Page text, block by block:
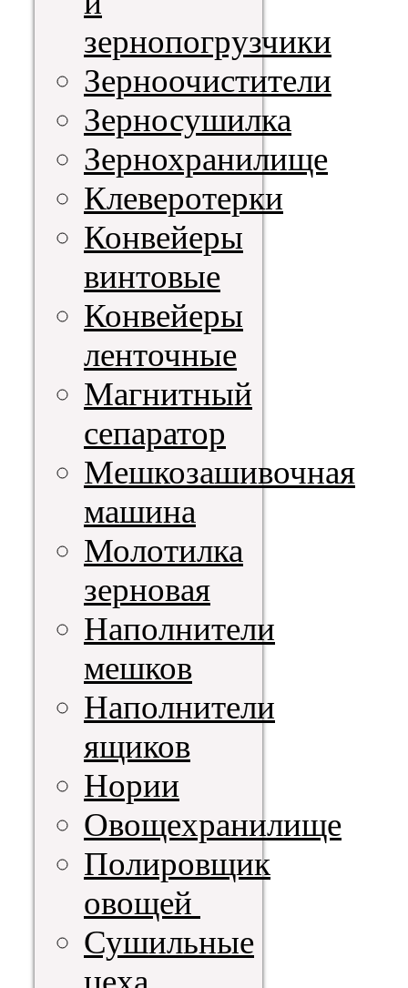
зернопогрузчики
Зерноочистители
Зерносушилка
Зернохранилище
Клеверотерки
Конвейеры
винтовые
Конвейеры
ленточные
Магнитный
сепаратор
Мешкозашивочная
машина
Молотилка
зерновая
Наполнители
мешков
Наполнители
ящиков
Нории
Овощехранилище
Полировщик
овощей
Сушильные